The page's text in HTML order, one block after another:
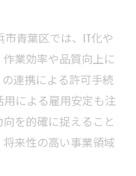
青葉区では、IT化や
業効率や品質向上に
連携による許可手続
による雇用安定も注
を的確に捉えること
来性の高い事業領域